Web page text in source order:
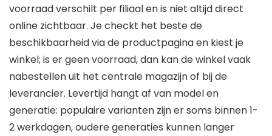
voorraad verschilt per filiaal en is niet altijd direct
online zichtbaar. Je checkt het beste de
beschikbaarheid via de productpagina en kiest je
winkel; is er geen voorraad, dan kan de winkel vaak
nabestellen uit het centrale magazijn of bij de
leverancier. Levertijd hangt af van model en
generatie: populaire varianten zijn er soms binnen 1-
2 werkdagen, oudere generaties kunnen langer